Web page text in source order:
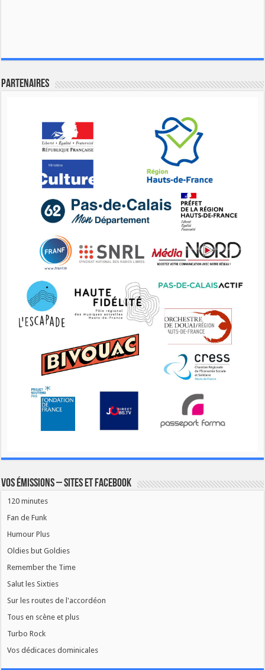
Partenaires
Vos émissions – Sites et Facebook
120 minutes
Fan de Funk
Humour Plus
Oldies but Goldies
Remember the Time
Salut les Sixties
Sur les routes de l'accordéon
Tous en scène et plus
Turbo Rock
Vos dédicaces dominicales